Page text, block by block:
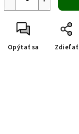
Opýtať sa Zdieľať